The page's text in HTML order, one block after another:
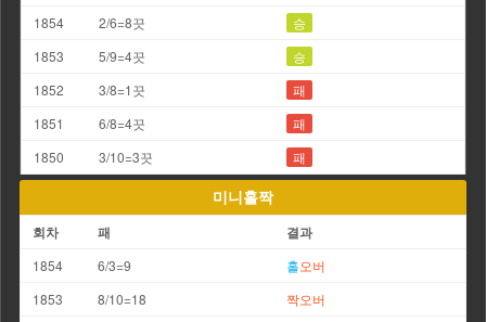
1854 2/6=8끗
승
1853
5/9=4끗
승
1852
3/8=1끗
패
1851
6/8=4끗
패
1850
3/10=3끗 패
미니홀짝
회차 패 결과
1854 6/3=9 홀오버
1853
8/10=18 짝오버